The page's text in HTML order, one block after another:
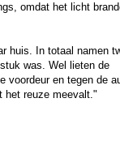
omdat het licht
huis. In totaal namen
was. Wel lieten de
voordeur en tegen de
het reuze meevalt."